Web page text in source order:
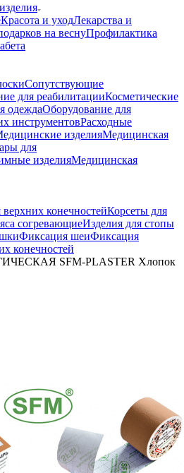
Красота и уходЛекарства и
на веснуПрофилактика
Сопутствующие
для реабилитацииКосметические
одеждаОборудование для
инструментовРасходные
изделияМедицинская
для
изделияМедицинская
конечностейКорсеты для
согревающиеИзделия для стопы
Фиксация шеиФиксация
конечностей
SFM-PLASTER Хлопок